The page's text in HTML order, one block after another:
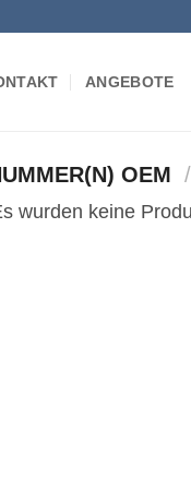
ANGEBOTE
OEM /
wurden keine